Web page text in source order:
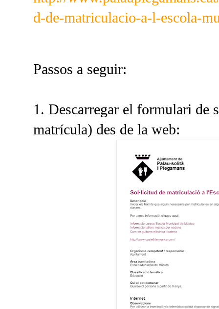
d-de-matriculacio-a-l-escola-
Passos a seguir:
1. Descarregar el formulari de
matrícula) des de la web: